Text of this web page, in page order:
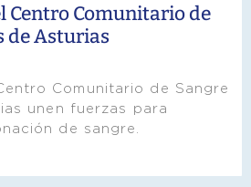
Centro Comunitario de
de Asturias
Comunitario de Sangre
unen fuerzas para
de sangre.